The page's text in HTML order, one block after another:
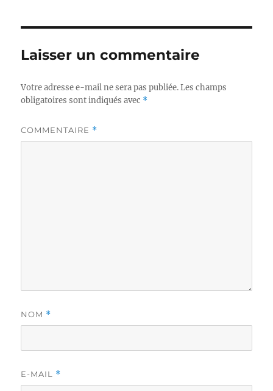
Laisser un commentaire
Votre adresse e-mail ne sera pas publiée. Les champs
obligatoires sont indiqués avec *
COMMENTAIRE *
NOM *
E-MAIL *